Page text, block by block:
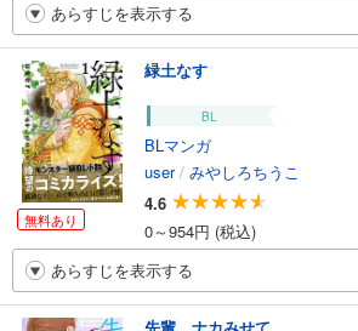
あらすじを表示する
無料あり
緑土なす
BL
BLマンガ
user/ みやしろちうこ
4.6
0～954円 (税込)
あらすじを表示する